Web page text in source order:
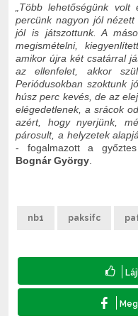
„Több lehetőségünk
percünk nagyon jól
jól is játszottunk. A
megismételni,
amikor újra két csatárral
az ellenfelet, akkor
Periódusokban szoktunk
húsz perc kevés, de az
elégedetlenek, a srácok
azért, hogy nyerjünk,
párosult, a helyzetek
- fogalmazott a győztes
Bognár György
nb1 paksifc